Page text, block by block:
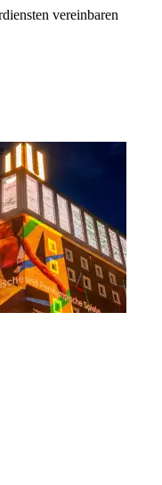
vereinbaren